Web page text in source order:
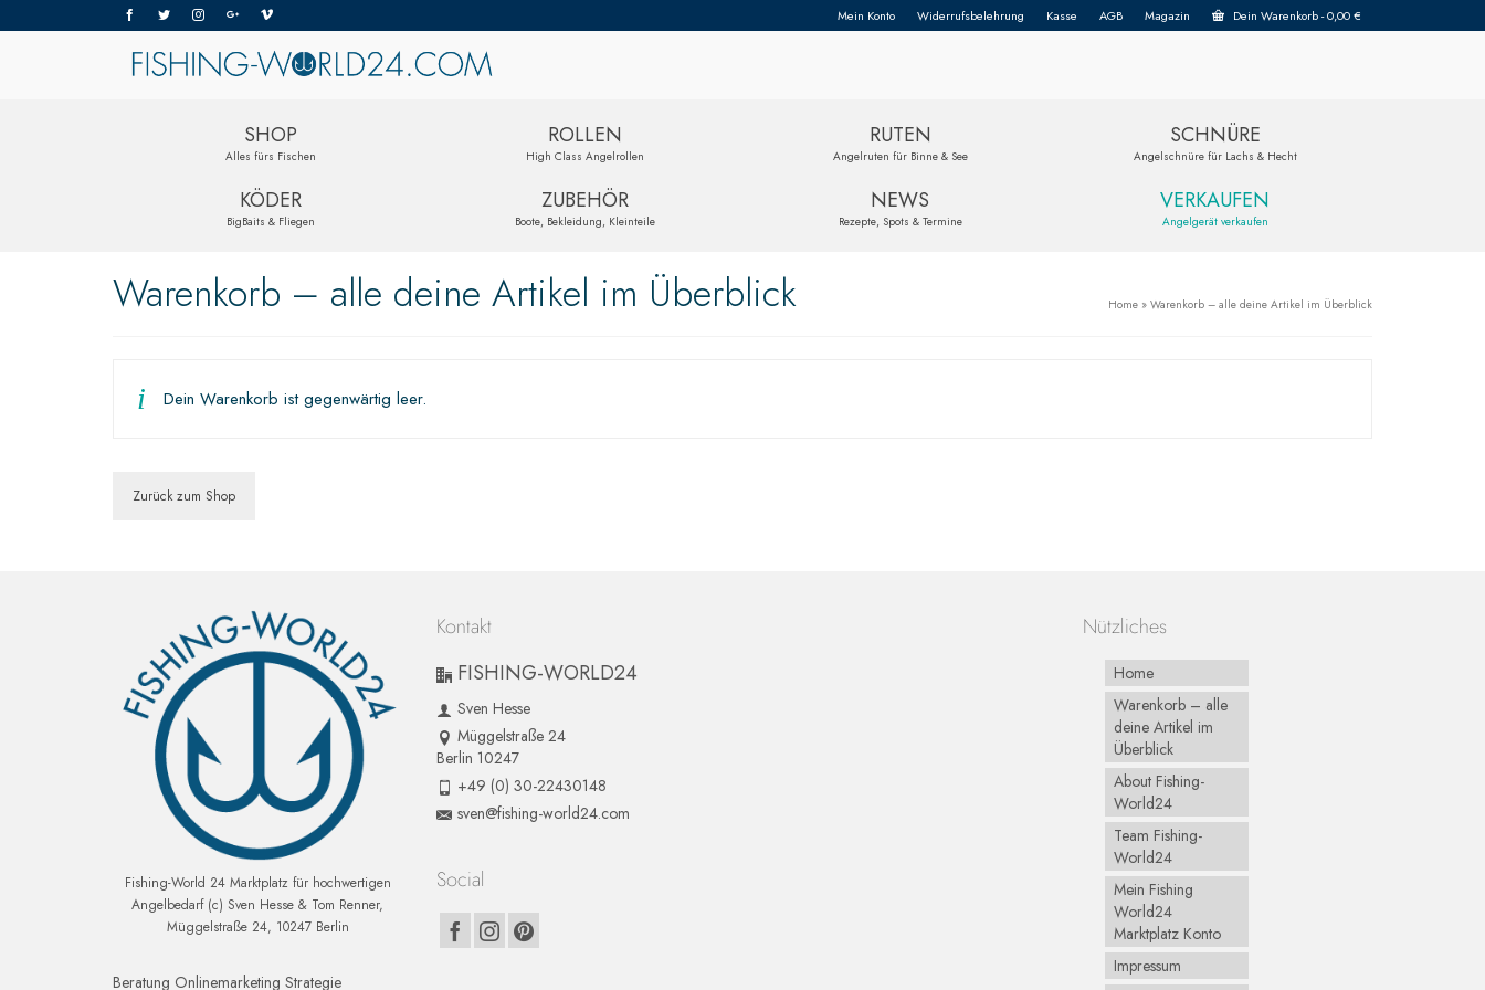
Mein Konto Widerrufsbelehrung Kasse AGB Magazin Dein Warenkorb-0,00€
SHOP
Alles fürs Fischen
ROLLEN
High Class Angelrollen
RUTEN
Angelruten für Binne & See
SCHNÜRE
Angelschnüre für Lachs & Hecht
KÖDER
BigBaits & Fliegen
ZUBEHÖR
Boote, Bekleidung, Kleinteile
NEWS
Rezepte, Spots & Termine
VERKAUFEN
Angelgerät verkaufen
Warenkorb – alle deine Artikel im Überblick Home » Warenkorb – alle deine Artikel im Überblick
Dein Warenkorb ist gegenwärtig leer.
Zurück zum Shop
Fishing-World 24 Marktplatz für hochwertigen
Angelbedarf (c) Sven Hesse & Tom Renner,
Müggelstraße 24, 10247 Berlin
Beratung Onlinemarketing Strategie
Kontakt
FISHING-WORLD24
Sven Hesse
Müggelstraße 24
Berlin 10247
+49 (0) 30-22430148
sven@fishing-world24.com
Social
Nützliches
Home
Warenkorb – alle
deine Artikel im
Überblick
About Fishing-
World24
Team Fishing-
World24
Mein Fishing
World24
Marktplatz Konto
Impressum